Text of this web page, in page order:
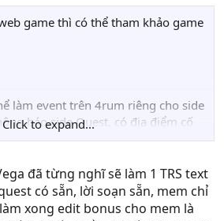
game thì có thể tham khảo game
làm event trên 4rum riêng cho side
báo side Quest, có địa điểm cố
chả hạn, còn main Quest không
tính thời gian như web game trên,
đơn vị hồi xxHP, lương nhận dc, và
Click to expand...
đã từng nghĩ sẽ làm 1 TRS text
có sẵn, lời soạn sẵn, mem chỉ
xong edit bonus cho mem là